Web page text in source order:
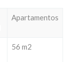
Apartamentos
56 m2